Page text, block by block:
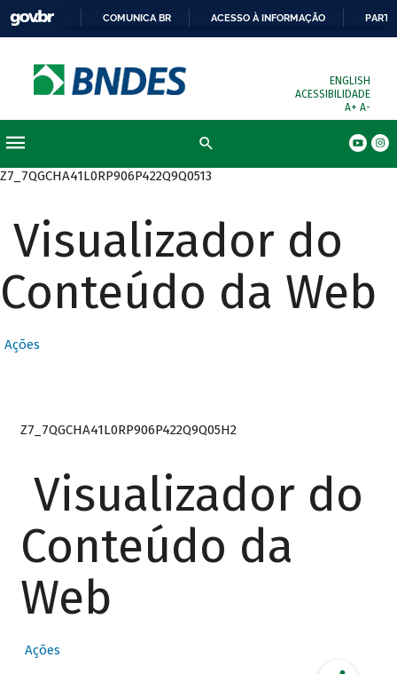
COMUNICA BR ACESSO À INFORMAÇÃO
ENGLISH
ACESSIBILIDADE
A+ A-
Z7_7QGCHA41L0RP906P422Q9Q0513
Visualizador do
Conteúdo da Web
Ações
Z7_7QGCHA41L0RP906P422Q9Q05H2
Visualizador do
Conteúdo da
Web
Ações